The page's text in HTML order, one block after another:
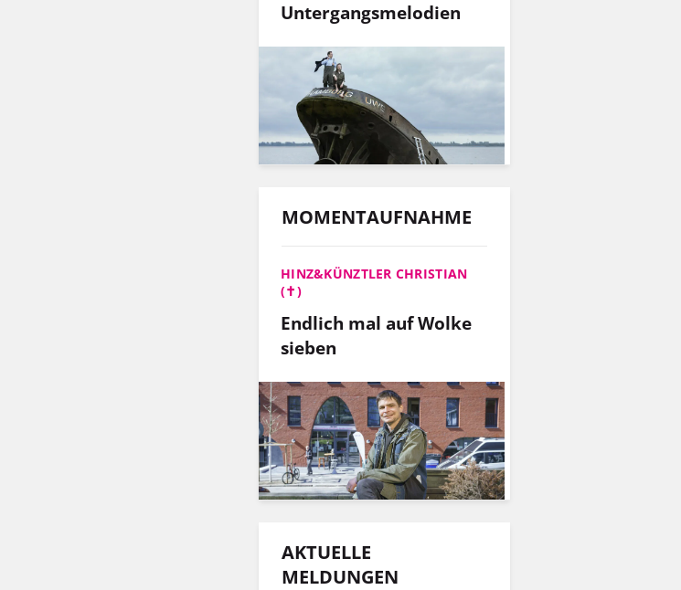
Untergangsmelodien
MOMENTAUFNAHME
HINZ&KÜNZTLER CHRISTIAN
(✝)
Endlich mal auf Wolke
sieben
AKTUELLE
MELDUNGEN